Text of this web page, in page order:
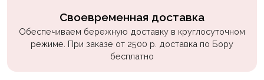
Своевременная доставка
Обеспечиваем бережную доставку в круглосуточном
режиме. При заказе от 2500 р. доставка по Бору
бесплатно